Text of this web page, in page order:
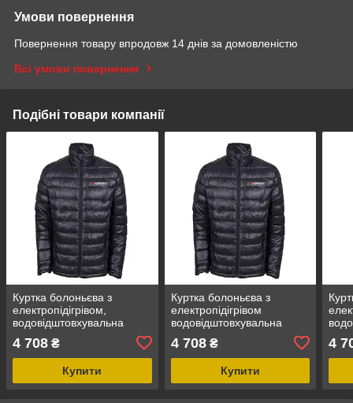
Умови повернення
Повернення товару впродовж 14 днів за домовленістю
Всі умови повернення
Подібні товари компанії
Куртка болоньєва з
електропідігрівом,
водовідштовхувальна
(р.46-48, чорна, АКБ: 5V,
2A, від 10000 mA, 3
режима нагрева, АКБ не
4 708 ₴
Купити
Куртка болоньєва з
електропідігрівом
водовідштовхувальна
(р.44-46, чорна, АКБ: 5V,
2A, від 10000 mAh)
Forsage TNF-14(S)
4 708₴
Купити
2A,
4